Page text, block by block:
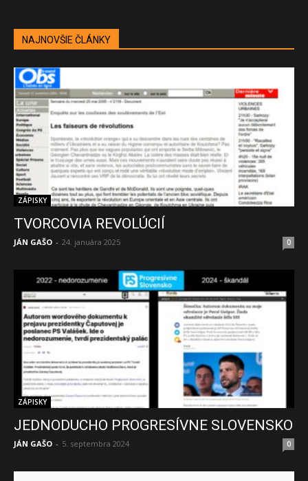
NAJNOVŠIE ČLÁNKY
ZÁPISKY
TVORCOVIA REVOLÚCIÍ
JÁN GAŠO - 24. januára 2025 0
ZÁPISKY
JEDNODUCHO PROGRESÍVNE SLOVENSKO
JÁN GAŠO - 5. septembra 2024 0